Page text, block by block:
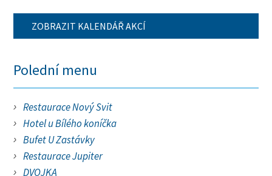
ZOBRAZIT KALENDÁŘ AKCÍ
Polední menu
Restaurace Nový Svit
Hotel u Bílého koníčka
Bufet U Zastávky
Restaurace Jupiter
DVOJKA